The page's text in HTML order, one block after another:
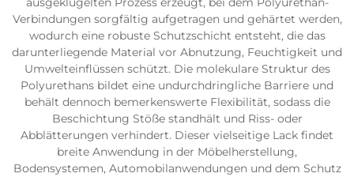
Verbindungen sorgfältig aufgetragen und gehärtet werden,
wodurch eine robuste Schutzschicht entsteht, die das
darunterliegende Material vor Abnutzung, Feuchtigkeit und
Umwelteinflüssen schützt. Die molekulare Struktur des
Polyurethans bildet eine undurchdringliche Barriere und
behält dennoch bemerkenswerte Flexibilität, sodass die
Beschichtung Stöße standhält und Riss- oder
Abblätterungen verhindert. Dieser vielseitige Lack findet
breite Anwendung in der Möbelherstellung,
Bodensystemen, Automobilanwendungen und dem Schutz